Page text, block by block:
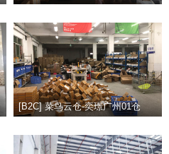
[B2C] 菜鸟云仓-奕璟广州01仓